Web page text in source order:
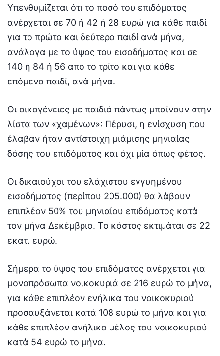
Υπενθυμίζεται ότι το ποσό του επιδόματος
ανέρχεται σε 70 ή 42 ή 28 ευρώ για κάθε παιδί
για το πρώτο και δεύτερο παιδί ανά μήνα,
ανάλογα με το ύψος του εισοδήματος και σε
140 ή 84 ή 56 από το τρίτο και για κάθε
επόμενο παιδί, ανά μήνα.
Οι οικογένειες με παιδιά πάντως μπαίνουν στην
λίστα των «χαμένων»: Πέρυσι, η ενίσχυση που
έλαβαν ήταν αντίστοιχη μιάμισης μηνιαίας
δόσης του επιδόματος και όχι μία όπως φέτος.
Οι δικαιούχοι του ελάχιστου εγγυημένου
εισοδήματος (περίπου 205.000) θα λάβουν
επιπλέον 50% του μηνιαίου επιδόματος κατά
τον μήνα Δεκέμβριο. Το κόστος εκτιμάται σε 22
εκατ. ευρώ.
Σήμερα το ύψος του επιδόματος ανέρχεται για
μονοπρόσωπα νοικοκυριά σε 216 ευρώ το μήνα,
για κάθε επιπλέον ενήλικα του νοικοκυριού
προσαυξάνεται κατά 108 ευρώ το μήνα και για
κάθε επιπλέον ανήλικο μέλος του νοικοκυριού
κατά 54 ευρώ το μήνα.